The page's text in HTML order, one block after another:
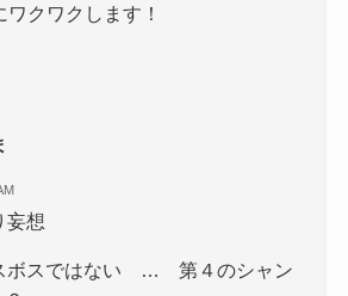
ワクワクします！
妄想
ボスではない … 第４のシャン